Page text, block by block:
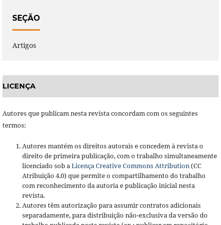
SEÇÃO
Artigos
LICENÇA
Autores que publicam nesta revista concordam com os seguintes
termos:
Autores mantém os direitos autorais e concedem à revista o
direito de primeira publicação, com o trabalho simultaneamente
licenciado sob aLicença Creative Commons Attribution(CC
Atribuição 4.0) que permite o compartilhamento do trabalho
com reconhecimento da autoria e publicação inicial nesta
revista.
Autores têm autorização para assumir contratos adicionais
separadamente, para distribuição não-exclusiva da versão do